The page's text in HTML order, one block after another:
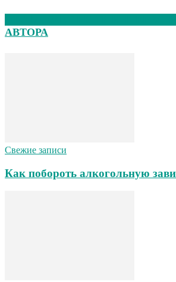
АВТОРА
Свежие записи
Как побороть алкогольную